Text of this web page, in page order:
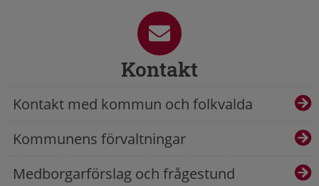
Kontakt
Kontakt med kommun och folkvalda
Kommunens förvaltningar
Medborgarförslag och frågestund